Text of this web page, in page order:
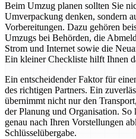
Beim Umzug planen sollten Sie
Umverpackung denken, sondern
Vorbereitungen. Dazu gehören
Umzugs bei Behörden, die
Strom und Internet sowie die
Ein kleiner Checkliste hilft Ihnen
Ein entscheidender Faktor für
des richtigen Partners. Ein
übernimmt nicht nur den
der Planung und Organisation. So
genau nach Ihren Vorstellungen
Schlüsselübergabe.